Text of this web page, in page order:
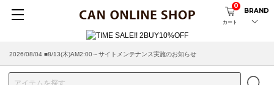
カート
0
BRAND
2026/08/04 ■8/13(木)AM2:00～サイトメンテナンス実施のお知らせ